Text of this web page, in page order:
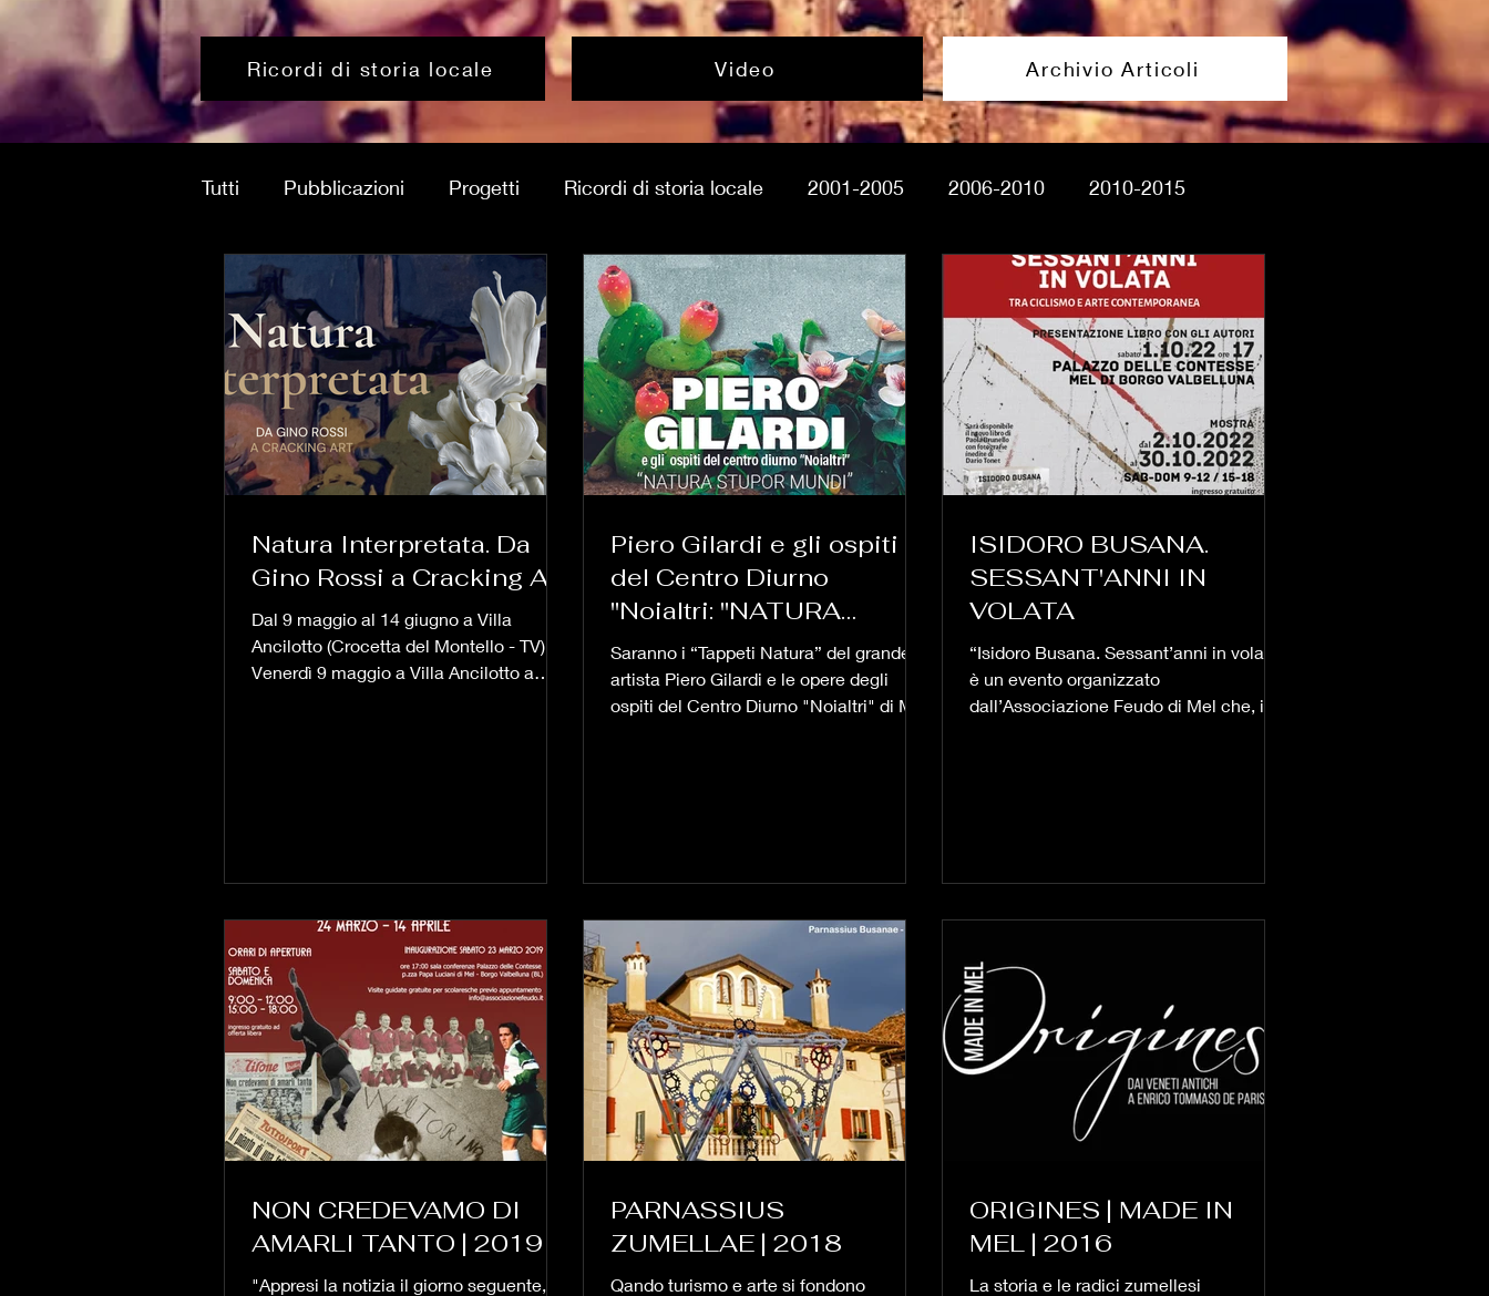
Ricordi di storia locale Video Archivio Articoli
Tutti Pubblicazioni Progetti Ricordi di storia locale 2001-2005 2006-2010 2010-2015
2016-2020 2020-oggi Mostre & Esposizioni Eventi & iniziative
Natura Interpretata. Da
Gino Rossi a Cracking Art.
Dal 9 maggio al 14 giugno a Villa
Ancilotto (Crocetta del Montello - TV)
Venerdì 9 maggio a Villa Ancilotto a
potente e sempre attuale: il rapporto tra
attraverso lingu
Piero Gilardi e gli ospiti
del Centro Diurno
"Noialtri: "NATURA
STUPOR MUNDI"
Saranno i “Tappeti Natura” del grande
artista Piero Gilardi e le opere degli
ospiti del Centro Diurno "Noialtri" di Mel
ISIDORO BUSANA.
SESSANT'ANNI IN
VOLATA
“Isidoro Busana. Sessant’anni in volata”
è un evento organizzato
dall’Associazione Feudo di Mel che, in
NON CREDEVAMO DI
AMARLI TANTO | 2019
"Appresi la notizia il giorno seguente,
PARNASSIUS
ZUMELLAE | 2018
Qando turismo e arte si fondono
ORIGINES | MADE IN
MEL | 2016
La storia e le radici zumellesi